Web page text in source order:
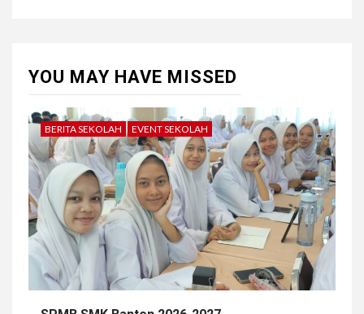
YOU MAY HAVE MISSED
BERITA SEKOLAH EVENT SEKOLAH